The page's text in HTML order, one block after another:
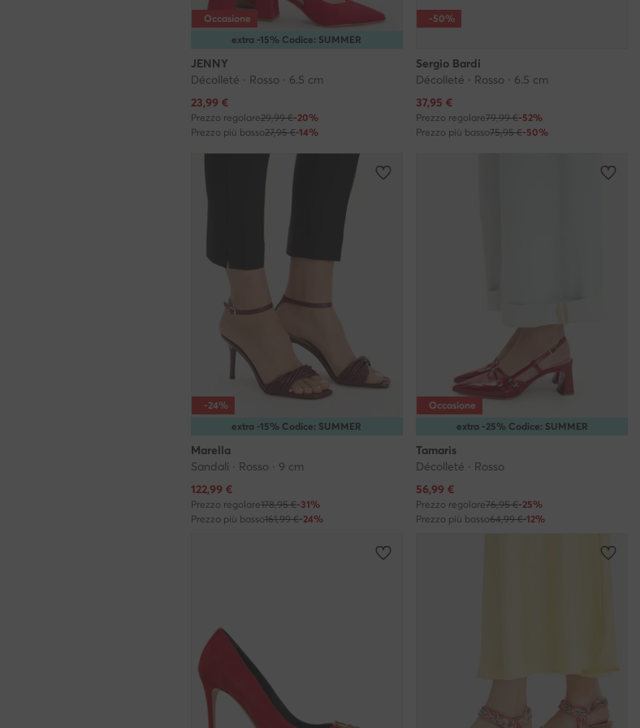
extra -15% Codice: SUMMER
Occasione
JENNY
Décolleté · Rosso · 6.5 cm
Prezzo attuale
23,99 €
Prezzo regolare29,99 €-20%
Prezzo più basso27,95 €-14%
-50%
Sergio Bardi
Décolleté · Rosso · 6.5 cm
Prezzo attuale
37,95 €
Prezzo regolare79,99 €-52%
Prezzo più basso75,95 €-50%
extra -15% Codice: SUMMER
-24%
Marella
Sandali · Rosso · 9 cm
Prezzo attuale
122,99 €
Prezzo regolare178,95 €-31%
Prezzo più basso161,99 €-24%
extra -25% Codice: SUMMER
Occasione
Tamaris
Décolleté · Rosso
Prezzo attuale
56,99 €
Prezzo regolare76,95 €-25%
Prezzo più basso64,99 €-12%